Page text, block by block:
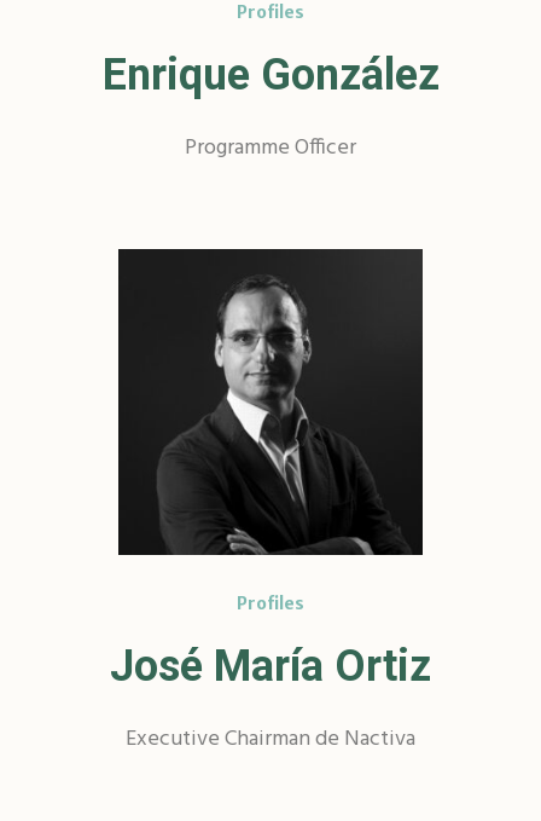
Profiles
Enrique González
Programme Officer
Profiles
José María Ortiz
Executive Chairman de Nactiva